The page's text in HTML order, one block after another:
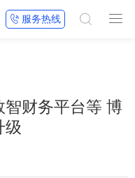

 服务热线 
智财务平台等 博
级